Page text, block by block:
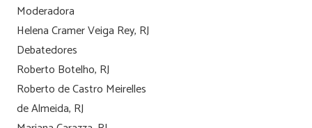
Moderadora
Helena Cramer Veiga Rey, RJ
Debatedores
Roberto Botelho, RJ
Roberto de Castro Meirelles
de Almeida, RJ